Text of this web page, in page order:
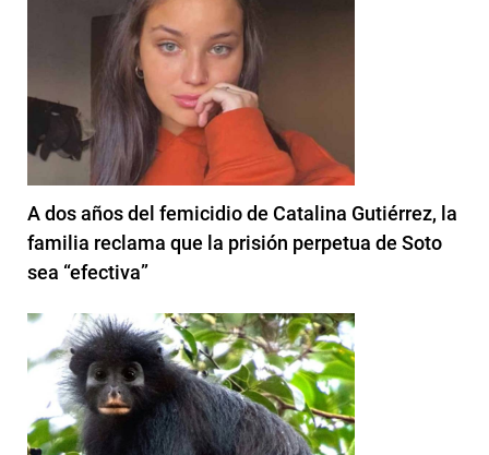
A dos años del femicidio de Catalina Gutiérrez, la
familia reclama que la prisión perpetua de Soto
sea “efectiva”